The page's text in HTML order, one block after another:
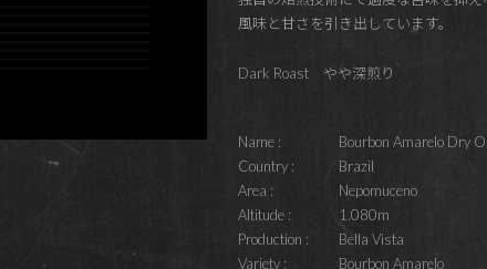
風味と甘さを引き出しています。
Dark Roast やや深煎り
Name :
Bourbon Amarelo Dry
Country :
Brazil
Area :
Nepomuceno
Altitude :
1.080m
Production :
Bella Vista
Variety :
Bourbon Amarelo